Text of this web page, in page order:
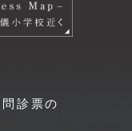
診票の